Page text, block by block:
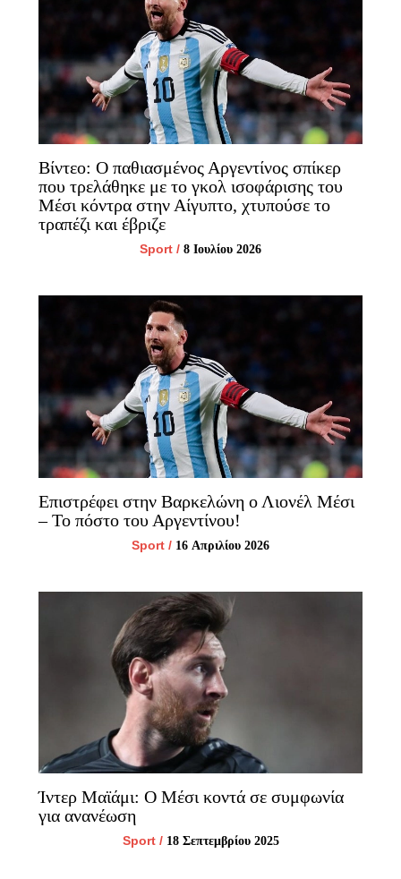
Βίντεο: O παθιασμένος Αργεντίνος σπίκερ
που τρελάθηκε με το γκολ ισοφάρισης του
Μέσι κόντρα στην Αίγυπτο, χτυπούσε το
τραπέζι και έβριζε
Sport / 8 Ιουλίου 2026
Επιστρέφει στην Βαρκελώνη ο Λιονέλ Μέσι
– Το πόστο του Αργεντίνου!
Sport / 16 Απριλίου 2026
Ίντερ Μαϊάμι: O Μέσι κοντά σε συμφωνία
για ανανέωση
Sport/ 18 Σεπτεμβρίου 2025